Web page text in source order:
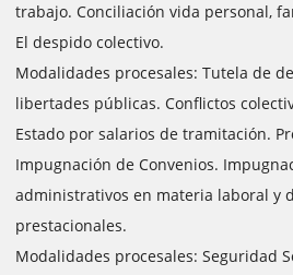
trabajo. Conciliación vida personal,
El despido colectivo.
Modalidades procesales: Tutela de
libertades públicas. Conflictos
Estado por salarios de tramitación.
Impugnación de Convenios.
administrativos en materia laboral y
prestacionales.
Modalidades procesales: Seguridad